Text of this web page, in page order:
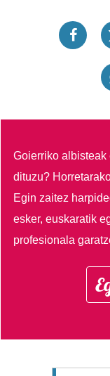
Goierriko albisteak
dituzu?
Egin zaitez
esker, euskaratik
profesionala